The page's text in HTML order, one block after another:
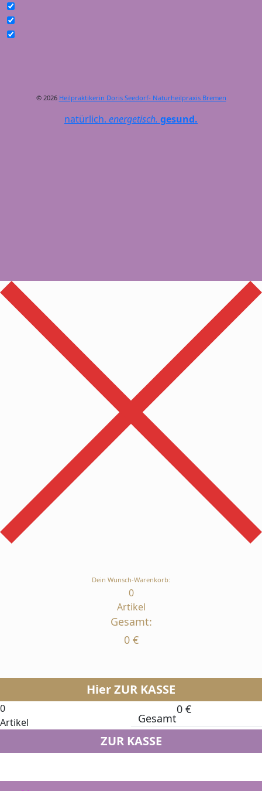
© 2026 Heilpraktikerin Doris Seedorf- Naturheilpraxis Bremen
natürlich. energetisch. gesund.
Dein Wunsch-Warenkorb:
0
Artikel
Gesamt:
0 €
Hier ZUR KASSE
0
Artikel
Gesamt
0 €
ZUR KASSE